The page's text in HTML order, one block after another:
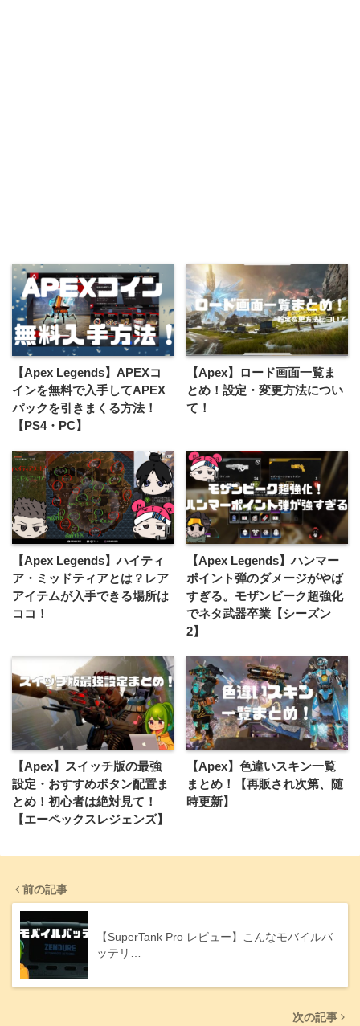
【Apex Legends】APEXコ
インを無料で入手してAPEX
パックを引きまくる方法！
【PS4・PC】
【Apex】ロード画面一覧ま
とめ！設定・変更方法につい
て！
【Apex Legends】ハイティ
ア・ミッドティアとは？レア
アイテムが入手できる場所は
ココ！
【Apex Legends】ハンマー
ポイント弾のダメージがやば
すぎる。モザンビーク超強化
でネタ武器卒業【シーズン
2】
【Apex】スイッチ版の最強
設定・おすすめボタン配置ま
とめ！初心者は絶対見て！
【エーペックスレジェンズ】
【Apex】色違いスキン一覧
まとめ！【再販され次第、随
時更新】
前の記事
【SuperTank Pro レビュー】こんなモバイルバ
ッテリ…
次の記事